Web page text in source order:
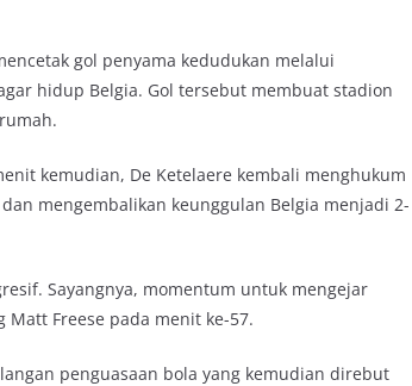
gol penyama kedudukan melalui
hidup Belgia. Gol tersebut membuat stadion
kemudian, De Ketelaere kembali menghukum
mengembalikan keunggulan Belgia menjadi 2-
Sayangnya, momentum untuk mengejar
Freese pada menit ke-57.
penguasaan bola yang kemudian direbut